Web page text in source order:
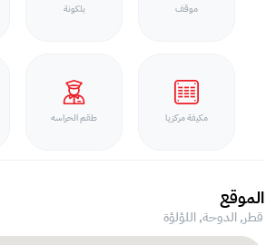
موقف بلكونة
مكيفة مركزيا طقم الحراسه
الموقع
قطر, الدوحة,اللؤلؤة